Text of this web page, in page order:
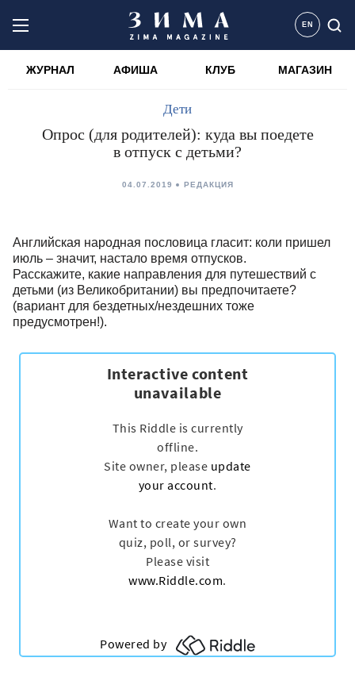
EN
ЖУРНАЛ АФИША КЛУБ МАГАЗИН
Дети
Опрос (для родителей): куда вы поедете
в отпуск с детьми?
04.07.2019 РЕДАКЦИЯ
Английская народная пословица гласит: коли пришел
июль – значит, настало время отпусков.
Расскажите, какие направления для путешествий с
детьми (из Великобритании) вы предпочитаете?
(вариант для бездетных/нездешних тоже
предусмотрен!).